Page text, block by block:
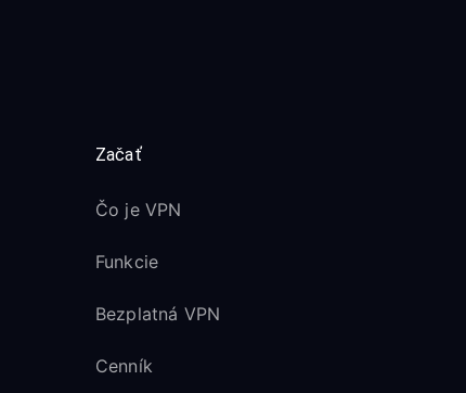
Začať
Čo je VPN
Funkcie
Bezplatná VPN
Cenník